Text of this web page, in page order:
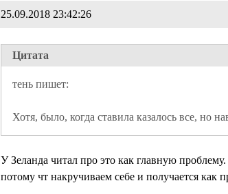
25.09.2018 23:42:26
Цитата
Хотя, было, когда ставила казалось все, но
У Зеланда читал про это как главную
потому чт накручиваем себе и получается